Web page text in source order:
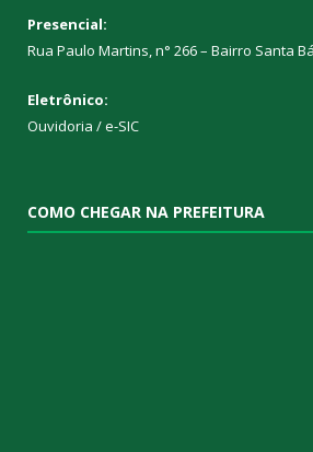
Presencial:
Rua Paulo Martins, n° 266 – Bairro Santa
Eletrônico:
Ouvidoria /e-SIC
COMO CHEGAR NA PREFEITURA